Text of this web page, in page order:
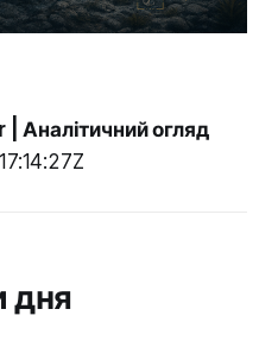
Аналітичний огляд
дня